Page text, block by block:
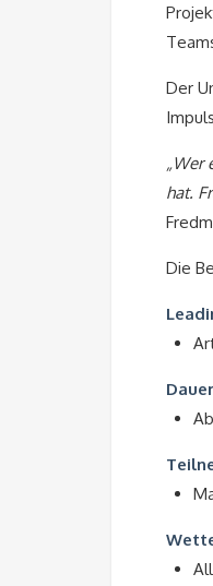
Der
„Wer
hat.
Die